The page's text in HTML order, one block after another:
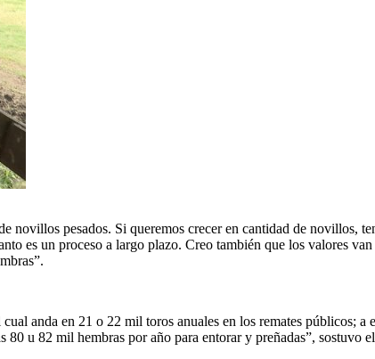
novillos pesados. Si queremos crecer en cantidad de novillos,
es un proceso a largo plazo. Creo también que los valores
anda en 21 o 22 mil toros anuales en los remates públicos; a
u 82 mil hembras por año para entorar y preñadas”, sostuvo el